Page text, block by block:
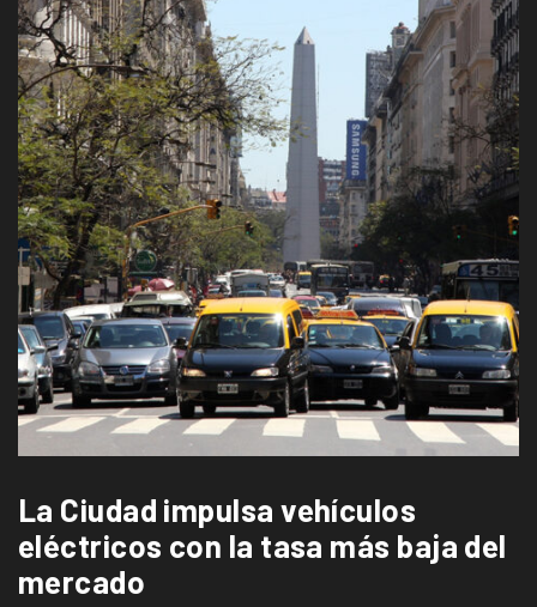
La Ciudad impulsa vehículos
eléctricos con la tasa más baja del
mercado